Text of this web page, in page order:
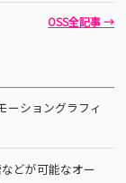
OSS全記事 →
ーショングラフィ
どが可能なオー